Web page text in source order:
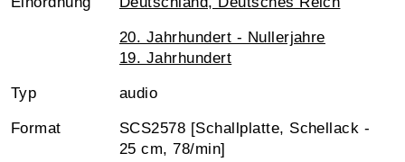
20. Jahrhundert - Nullerjahre
19. Jahrhundert
Typ audio
Format
SCS2578 [Schallplatte, Schellack -
25 cm, 78/min]